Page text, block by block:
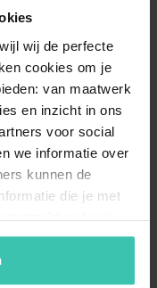
wij de perfecte
cookies om je
van maatwerk
en inzicht in ons
voor social
we informatie over
kunnen de
die je met
op basis
we ervoor dat
maat verloopt!